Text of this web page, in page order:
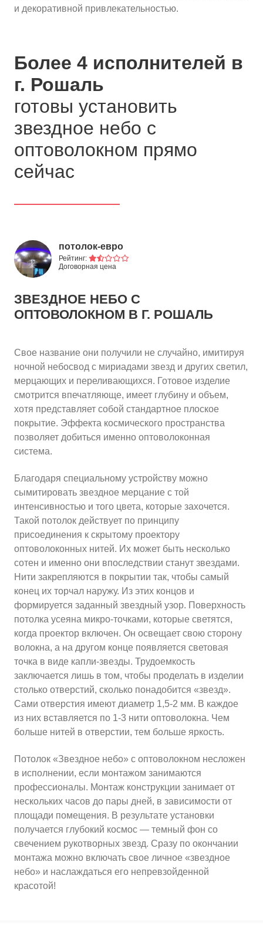
и декоративной привлекательностью.
Более 4 исполнителей в
г. Рошаль
готовы установить
звездное небо с
оптоволокном прямо
сейчас
потолок-евро
Рейтинг:
Договорная цена
ЗВЕЗДНОЕ НЕБО С
ОПТОВОЛОКНОМ В Г. РОШАЛЬ
Свое название они получили не случайно, имитируя
ночной небосвод с мириадами звезд и других светил,
мерцающих и переливающихся. Готовое изделие
смотрится впечатляюще, имеет глубину и объем,
хотя представляет собой стандартное плоское
покрытие. Эффекта космического пространства
позволяет добиться именно оптоволоконная
система.
Благодаря специальному устройству можно
сымитировать звездное мерцание с той
интенсивностью и того цвета, которые захочется.
Такой потолок действует по принципу
присоединения к скрытому проектору
оптоволоконных нитей. Их может быть несколько
сотен и именно они впоследствии станут звездами.
Нити закрепляются в покрытии так, чтобы самый
конец их торчал наружу. Из этих концов и
формируется заданный звездный узор. Поверхность
потолка усеяна микро-точками, которые светятся,
когда проектор включен. Он освещает свою сторону
волокна, а на другом конце появляется световая
точка в виде капли-звезды. Трудоемкость
заключается лишь в том, чтобы проделать в изделии
столько отверстий, сколько понадобится «звезд».
Сами отверстия имеют диаметр 1,5-2 мм. В каждое
из них вставляется по 1-3 нити оптоволокна. Чем
больше нитей в отверстии, тем больше яркость.
Потолок «Звездное небо» с оптоволокном несложен
в исполнении, если монтажом занимаются
профессионалы. Монтаж конструкции занимает от
нескольких часов до пары дней, в зависимости от
площади помещения. В результате установки
получается глубокий космос — темный фон со
свечением рукотворных звезд. Сразу по окончании
монтажа можно включать свое личное «звездное
небо» и наслаждаться его непревзойденной
красотой!